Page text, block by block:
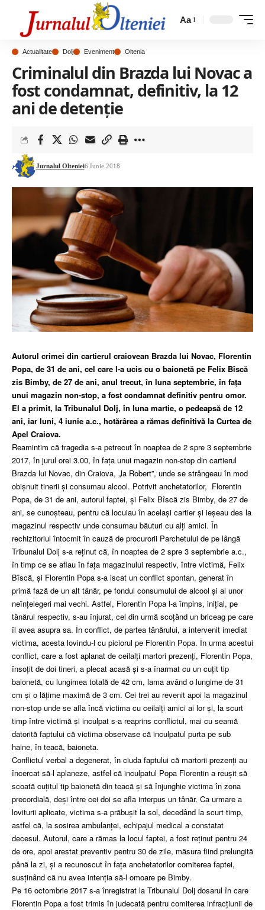
Aa
Actualitate Dolj Eveniment Oltenia
Criminalul din Brazda lui Novac a
fost condamnat, definitiv, la 12
ani de detenție
Jurnalul Olteniei6 Iunie 2018
Autorul crimei din cartierul craiovean Brazda lui Novac, Florentin
Popa, de 31 de ani, cel care l-a ucis cu o baionetă pe Felix Bîscă
zis Bimby, de 27 de ani, anul trecut, în luna septembrie, în faţa
unui magazin non-stop, a fost condamnat definitiv pentru omor.
El a primit, la Tribunalul Dolj, în luna martie, o pedeapsă de 12
ani, iar luni, 4 iunie a.c., hotărârea a rămas definitivă la Curtea de
Apel Craiova.
Reamintim că tragedia s-a petrecut în noaptea de 2 spre 3 septembrie
2017, în jurul orei 3.00, în fața unui magazin non-stop din cartierul
Brazda lui Novac, din Craiova, „la Robert”, unde se strângeau în mod
obișnuit tinerii și consumau alcool. Potrivit anchetatorilor, Florentin
Popa, de 31 de ani, autorul faptei, și Felix Bîscă zis Bimby, de 27 de
ani, se cunoșteau, pentru că locuiau în același cartier și ieșeau des la
magazinul respectiv unde consumau băuturi cu alți amici. În
rechizitoriul întocmit în cauză de procurorii Parchetului de pe lângă
Tribunalul Dolj s-a reținut că, în noaptea de 2 spre 3 septembrie a.c.,
în timp ce se aflau în faţa magazinului respectiv, între victimă, Felix
Bîscă, şi Florentin Popa s-a iscat un conflict spontan, generat în
primă fază de un alt tânăr, pe fondul consumului de alcool şi al unor
neînţelegeri mai vechi. Astfel, Florentin Popa l-a împins, iniţial, pe
tânărul respectiv, s-au înjurat, cel din urmă scoţând un briceag pe care
îl avea asupra sa. În conflict, de partea tânărului, a intervenit imediat
victima, acesta lovindu-l cu piciorul pe Florentin Popa. În urma acestui
conflict, care a fost aplanat de ceilalţi martori prezenţi, Florentin Popa,
însoţit de doi tineri, a plecat acasă şi s-a înarmat cu un cuţit tip
baionetă, cu lungimea totală de 42 cm, lama având o lungime de 31
cm şi o lăţime maximă de 3 cm. Cei trei au revenit apoi la magazinul
non-stop unde se afla încă victima cu ceilalţi amici ai lor şi, la scurt
timp între victimă şi inculpat s-a reaprins conflictul, mai cu seamă
datorită faptului că victima observase că inculpatul purta pe sub
haine, în teacă, baioneta.
Conflictul verbal a degenerat, în ciuda faptului că martorii prezenţi au
încercat să-l aplaneze, astfel că inculpatul Popa Florentin a reuşit să
scoată cuţitul tip baionetă din teacă şi să înjunghie victima în zona
precordială, deşi între cei doi se afla interpus un tânăr. Ca urmare a
loviturii aplicate, victima s-a prăbuşit la sol, decedând la scurt timp,
astfel că, la sosirea ambulanţei, echipajul medical a constatat
decesul. Autorul, care a rămas la locul faptei, a fost reţinut pentru 24
de ore, apoi arestat preventiv pentru 30 de zile, măsura fiind prelungită
până la zi, şi a recunoscut în faţa anchetatorilor comiterea faptei,
susţinând că nu avea intenţia să-l omoare pe Bimby.
Pe 16 octombrie 2017 s-a înregistrat la Tribunalul Dolj dosarul în care
Florentin Popa a fost trimis în judecată pentru comiterea infracțiunii de